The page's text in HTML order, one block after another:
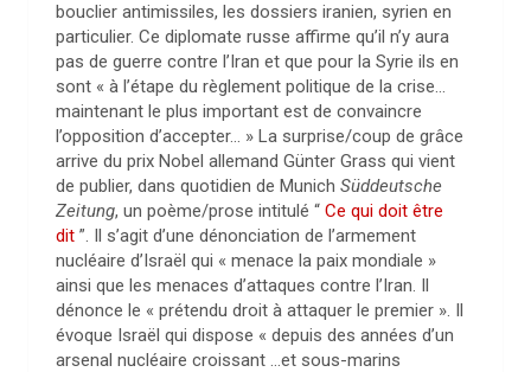
bouclier antimissiles, les dossiers iranien, syrien en
particulier. Ce diplomate russe affirme qu’il n’y aura
pas de guerre contre l’Iran et que pour la Syrie ils en
sont « à l’étape du règlement politique de la crise…
maintenant le plus important est de convaincre
l’opposition d’accepter… » La surprise/coup de grâce
arrive du prix Nobel allemand Günter Grass qui vient
de publier, dans quotidien de Munich Süddeutsche
Zeitung, un poème/prose intitulé “ Ce qui doit être
dit ”. Il s’agit d’une dénonciation de l’armement
nucléaire d’Israël qui « menace la paix mondiale »
ainsi que les menaces d’attaques contre l’Iran. Il
dénonce le « prétendu droit à attaquer le premier ». Il
évoque Israël qui dispose « depuis des années d’un
arsenal nucléaire croissant …et sous-marins